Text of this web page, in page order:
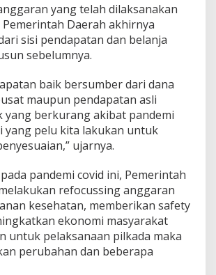
yang telah dilaksanakan
Daerah akhirnya
sisi pendapatan dan belanja
sebelumnya.
baik bersumber dari dana
maupun pendapatan asli
yang berkurang akibat pandemi
yang pelu kita lakukan untuk
ujarnya.
pandemi covid ini, Pemerintah
refocussing anggaran
kesehatan, memberikan safety
ekonomi masyarakat
untuk pelaksanaan pilkada maka
perubahan dan beberapa